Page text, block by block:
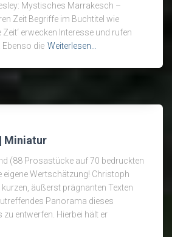
Mystisches Marrakesch –
Zeit Begriffe im Buchtitel wie
erwecken Interesse und rufen
Ebenso die Weiterlesen…
Miniatur
(88 Prosastücke auf 70 bedruckten
eigene Wertschätzung! Christoph
kurzen, äußerst prägnanten Texten
Panorama dieses
zu entwerfen. Hierbei hält er